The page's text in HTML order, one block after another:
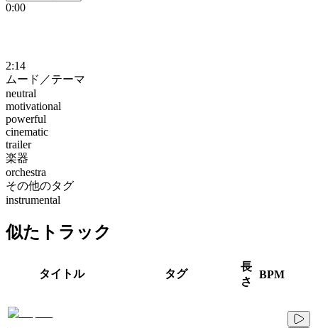
0:00
2:14
ムード／テーマ
neutral
motivational
powerful
cinematic
trailer
楽器
orchestra
その他のタグ
instrumental
似たトラック
タイトル タグ
長
さ
BPM